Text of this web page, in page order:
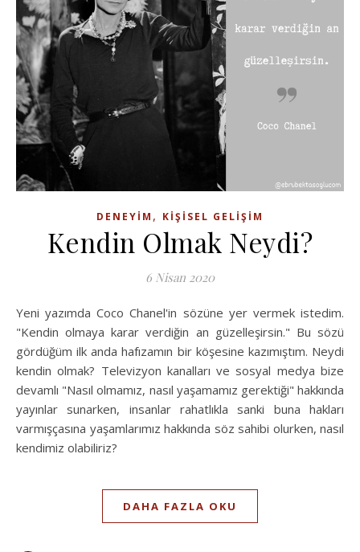
DENEYIM , KIŞISEL GELIŞIM
Kendin Olmak Neydi?
6 Nisan 2020
Yeni yazımda Coco Chanel'in sözüne yer vermek istedim.
"Kendin olmaya karar verdiğin an güzelleşirsin." Bu sözü
gördüğüm ilk anda hafızamın bir köşesine kazımıştım. Neydi
kendin olmak? Televizyon kanalları ve sosyal medya bize
devamlı "Nasıl olmamız, nasıl yaşamamız gerektiği" hakkında
yayınlar sunarken, insanlar rahatlıkla sanki buna hakları
varmışçasına yaşamlarımız hakkında söz sahibi olurken, nasıl
kendimiz olabiliriz?
DAHA FAZLA OKU